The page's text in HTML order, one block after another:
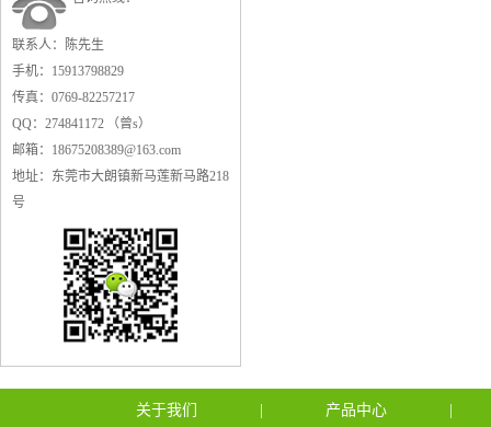
联系人：陈先生
手机：15913798829
传真：0769-82257217
QQ：274841172 （曾s）
邮箱：18675208389@163.com
地址：东莞市大朗镇新马莲新马路218
号
关于我们 产品中心